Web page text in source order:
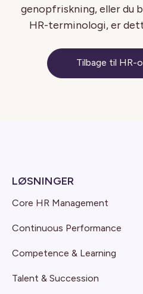
genopfriskning, eller du
HR-terminologi, er
Tilbage til HR-
LØSNINGER
Core HR Management
Continuous Performance
Competence & Learning
Talent & Succession